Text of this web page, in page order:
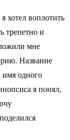
хотел воплотить
трепетно и
мне
Название
имя одного
я понял,